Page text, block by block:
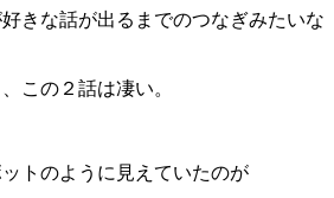
きな話が出るまでのつなぎみたいな
この２話は凄い。
トのように見えていたのが